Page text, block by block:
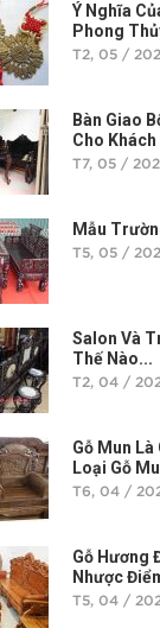
Ý Nghĩa
Phong
T2, 05 /
Bàn Giao
Cho Khách
T7, 05 /
Mẫu
T5, 05 /
Salon Và
Thế Nào...
T2, 04 /
Gỗ Mun Là
Loại Gỗ
T6, 04 /
Gỗ Hương
Nhược
T5, 04 /